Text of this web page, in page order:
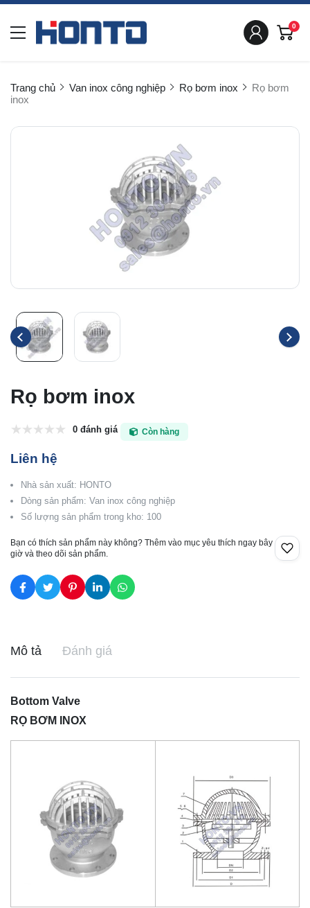
0
Trang chủ Van inox công nghiệp Rọ bơm inox
Rọ bơm
inox
Rọ bơm inox
0 đánh giá Còn hàng
Liên hệ
Nhà sản xuất: HONTO
Dòng sản phẩm: Van inox công nghiệp
Số lượng sản phẩm trong kho: 100
Bạn có thích sản phẩm này không? Thêm vào mục yêu thích ngay bây
giờ và theo dõi sản phẩm.
Mô tả Đánh giá
Bottom Valve
RỌ BƠM INOX